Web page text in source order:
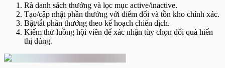
Rà danh sách thưởng và lọc mục active/inactive.
Tạo/cập nhật phần thưởng với điểm đổi và tồn kho chính xác.
Bật/tắt phần thưởng theo kế hoạch chiến dịch.
Kiểm thử luồng hội viên để xác nhận tùy chọn đổi quà hiển
thị đúng.